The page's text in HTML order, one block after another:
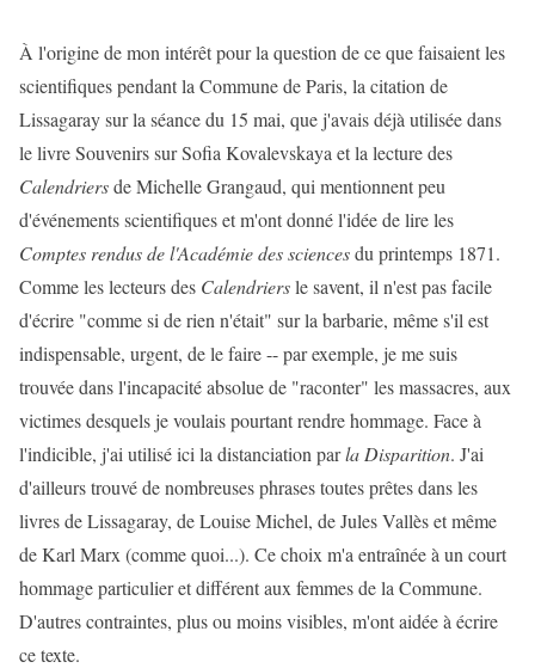
À l'origine de mon intérêt pour la question de ce que faisaient les
scientifiques pendant la Commune de Paris, la citation de
Lissagaray sur la séance du 15 mai, que j'avais déjà utilisée dans
le livre Souvenirs sur Sofia Kovalevskaya et la lecture des
Calendriersde Michelle Grangaud, qui mentionnent peu
d'événements scientifiques et m'ont donné l'idée de lire les
Comptes rendus de l'Académie des sciencesdu printemps 1871.
Comme les lecteurs des Calendriersle savent, il n'est pas facile
d'écrire "comme si de rien n'était" sur la barbarie, même s'il est
indispensable, urgent, de le faire -- par exemple, je me suis
trouvée dans l'incapacité absolue de "raconter" les massacres, aux
victimes desquels je voulais pourtant rendre hommage. Face à
l'indicible, j'ai utilisé ici la distanciation parla Disparition. J'ai
d'ailleurs trouvé de nombreuses phrases toutes prêtes dans les
livres de Lissagaray, de Louise Michel, de Jules Vallès et même
de Karl Marx (comme quoi...). Ce choix m'a entraînée à un court
hommage particulier et différent aux femmes de la Commune.
D'autres contraintes, plus ou moins visibles, m'ont aidée à écrire
ce texte.